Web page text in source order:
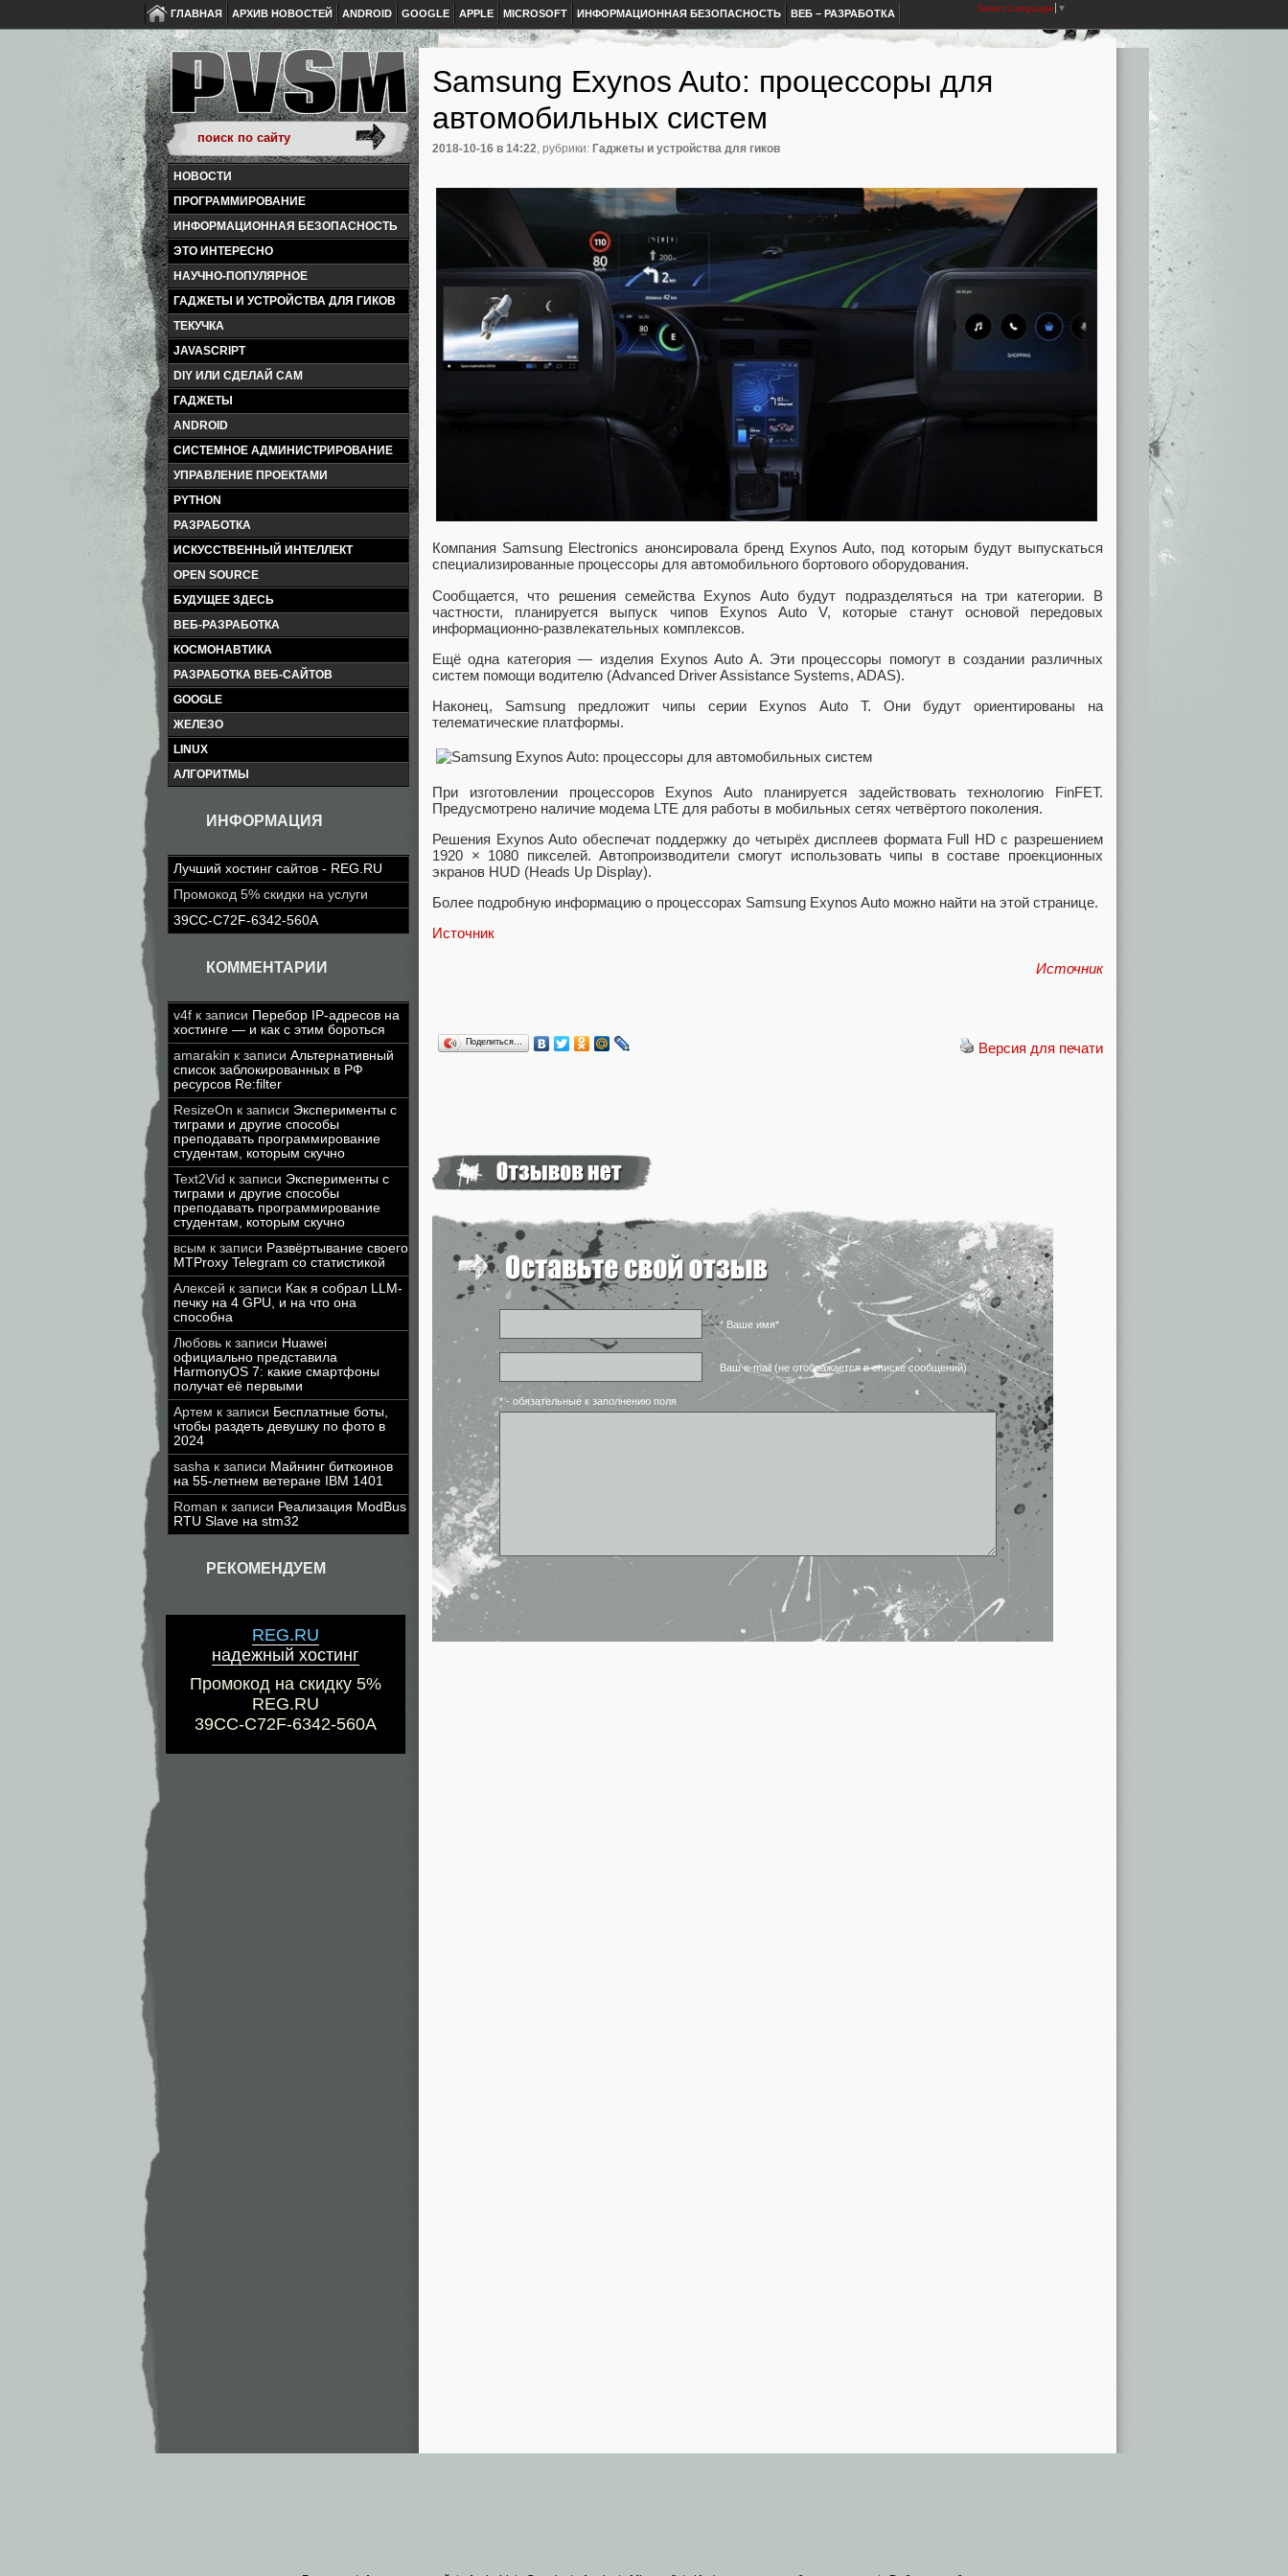
ГЛАВНАЯ АРХИВ НОВОСТЕЙ ANDROID GOOGLE APPLE MICROSOFT ИНФОРМАЦИОННАЯ БЕЗОПАСНОСТЬ ВЕБ – РАЗРАБОТКА Select Language ▼
НОВОСТИ
ПРОГРАММИРОВАНИЕ
ИНФОРМАЦИОННАЯ БЕЗОПАСНОСТЬ
ЭТО ИНТЕРЕСНО
НАУЧНО-ПОПУЛЯРНОЕ
ГАДЖЕТЫ И УСТРОЙСТВА ДЛЯ ГИКОВ
ТЕКУЧКА
JAVASCRIPT
DIY ИЛИ СДЕЛАЙ САМ
ГАДЖЕТЫ
ANDROID
СИСТЕМНОЕ АДМИНИСТРИРОВАНИЕ
УПРАВЛЕНИЕ ПРОЕКТАМИ
PYTHON
РАЗРАБОТКА
ИСКУССТВЕННЫЙ ИНТЕЛЛЕКТ
OPEN SOURCE
БУДУЩЕЕ ЗДЕСЬ
ВЕБ-РАЗРАБОТКА
КОСМОНАВТИКА
РАЗРАБОТКА ВЕБ-САЙТОВ
GOOGLE
ЖЕЛЕЗО
LINUX
АЛГОРИТМЫ
ИНФОРМАЦИЯ
Лучший хостинг сайтов - REG.RU
Промокод 5% скидки на услуги
39CC-C72F-6342-560A
КОММЕНТАРИИ
v4f к записи Перебор IP-адресов на
хостинге — и как с этим бороться
amarakin к записи Альтернативный
список заблокированных в РФ
ресурсов Re:filter
ResizeOn к записи Эксперименты с
тиграми и другие способы
преподавать программирование
студентам, которым скучно
Text2Vid к записи Эксперименты с
тиграми и другие способы
преподавать программирование
студентам, которым скучно
всым к записи Развёртывание своего
MTProxy Telegram со статистикой
Алексей к записи Как я собрал LLM-
печку на 4 GPU, и на что она
способна
Любовь к записи Huawei
официально представила
HarmonyOS 7: какие смартфоны
получат её первыми
Артем к записи Бесплатные боты,
чтобы раздеть девушку по фото в
2024
sasha к записи Майнинг биткоинов
на 55-летнем ветеране IBM 1401
Roman к записи Реализация ModBus
RTU Slave на stm32
РЕКОМЕНДУЕМ
REG.RU
надежный хостинг
Промокод на скидку 5%
REG.RU
39CC-C72F-6342-560A
Samsung Exynos Auto: процессоры для
автомобильных систем
2018-10-16 в 14:22, рубрики: Гаджеты и устройства для гиков
Компания Samsung Electronics анонсировала бренд Exynos Auto, под которым будут выпускаться
специализированные процессоры для автомобильного бортового оборудования.
Сообщается, что решения семейства Exynos Auto будут подразделяться на три категории. В
частности, планируется выпуск чипов Exynos Auto V, которые станут основой передовых
информационно-развлекательных комплексов.
Ещё одна категория — изделия Exynos Auto A. Эти процессоры помогут в создании различных
систем помощи водителю (Advanced Driver Assistance Systems, ADAS).
Наконец, Samsung предложит чипы серии Exynos Auto T. Они будут ориентированы на
телематические платформы.
При изготовлении процессоров Exynos Auto планируется задействовать технологию FinFET.
Предусмотрено наличие модема LTE для работы в мобильных сетях четвёртого поколения.
Решения Exynos Auto обеспечат поддержку до четырёх дисплеев формата Full HD с разрешением
1920 × 1080 пикселей. Автопроизводители смогут использовать чипы в составе проекционных
экранов HUD (Heads Up Display).
Более подробную информацию о процессорах Samsung Exynos Auto можно найти на этой странице.
Источник
Источник
Версия для печати
Поделиться…
* Ваше имя*
Ваш e-mail (не отображается в списке сообщений)
* - обязательные к заполнению поля